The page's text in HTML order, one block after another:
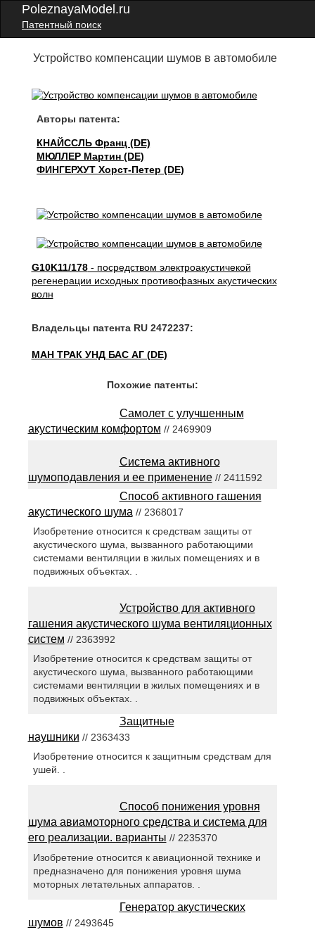
PoleznayaModel.ru
Патентный поиск
Устройство компенсации шумов в автомобиле
Авторы патента:
КНАЙССЛЬ Франц (DE)
МЮЛЛЕР Мартин (DE)
ФИНГЕРХУТ Хорст-Петер (DE)
G10K11/178- посредством электроакустичекой
регенерации исходных противофазных акустических
волн
Владельцы патента RU 2472237:
МАН ТРАК УНД БАС АГ (DE)
Похожие патенты:
Самолет с улучшенным
акустическим комфортом // 2469909
Система активного
шумоподавления и ее применение// 2411592
Способ активного гашения
акустического шума // 2368017
Изобретение относится к средствам защиты от
акустического шума, вызванного работающими
системами вентиляции в жилых помещениях и в
подвижных объектах. .
Устройство для активного
гашения акустического шума вентиляционных
систем // 2363992
Изобретение относится к средствам защиты от
акустического шума, вызванного работающими
системами вентиляции в жилых помещениях и в
подвижных объектах. .
Защитные
наушники // 2363433
Изобретение относится к защитным средствам для
ушей. .
Способ понижения уровня
шума авиамоторного средства и система для
его реализации. варианты // 2235370
Изобретение относится к авиационной технике и
предназначено для понижения уровня шума
моторных летательных аппаратов. .
Генератор акустических
шумов // 2493645